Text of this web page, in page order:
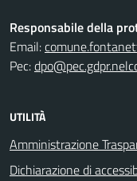
Responsabile della
Email:
Pec:
UTILITÀ
Amministrazione
Dichiarazione di